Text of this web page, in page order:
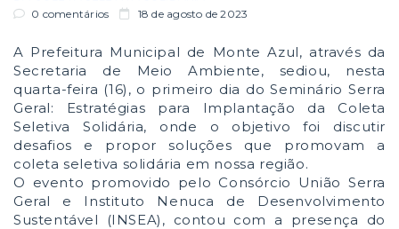
0 comentários
18 de agosto de 2023
A Prefeitura Municipal de Monte Azul, através da
Secretaria de Meio Ambiente, sediou, nesta
quarta-feira (16), o primeiro dia do Seminário Serra
Geral: Estratégias para Implantação da Coleta
Seletiva Solidária, onde o objetivo foi discutir
desafios e propor soluções que promovam a
coleta seletiva solidária em nossa região.
O evento promovido pelo Consórcio União Serra
Geral e Instituto Nenuca de Desenvolvimento
Sustentável (INSEA), contou com a presença do